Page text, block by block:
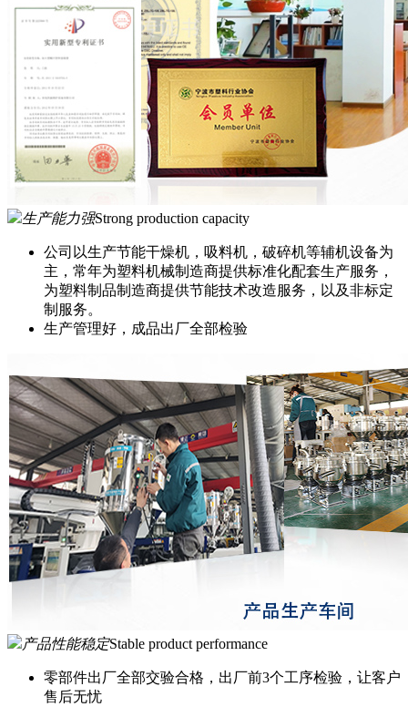
生产能力强Strong production capacity
公司以生产节能干燥机，吸料机，破碎机等辅机设备为
主，常年为塑料机械制造商提供标准化配套生产服务，
为塑料制品制造商提供节能技术改造服务，以及非标定
制服务。
生产管理好，成品出厂全部检验
产品性能稳定Stable product performance
零部件出厂全部交验合格，出厂前3个工序检验，让客户
售后无忧